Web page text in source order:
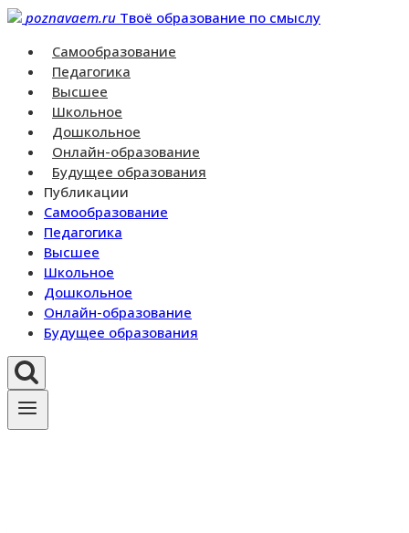
Перейти
контенту
poznavaem.ru Твоё образование по смыслу
Самообразование
Педагогика
Высшее
Школьное
Дошкольное
Онлайн-образование
Будущее образования
Публикации
Самообразование
Педагогика
Высшее
Школьное
Дошкольное
Онлайн-образование
Будущее образования